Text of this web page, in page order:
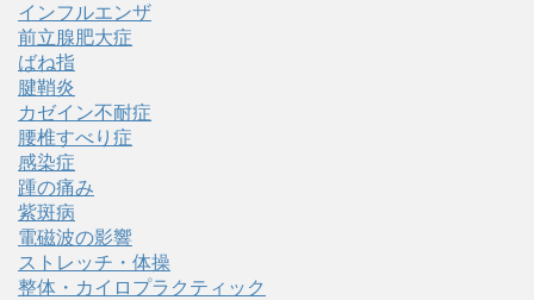
インフルエンザ
前立腺肥大症
ばね指
腱鞘炎
カゼイン不耐症
腰椎すべり症
感染症
踵の痛み
紫斑病
電磁波の影響
ストレッチ・体操
整体・カイロプラクティック